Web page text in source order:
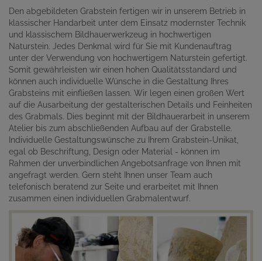
Den abgebildeten Grabstein fertigen wir in unserem Betrieb in
klassischer Handarbeit unter dem Einsatz modernster Technik
und klassischem Bildhauerwerkzeug in hochwertigen
Naturstein. Jedes Denkmal wird für Sie mit Kundenauftrag
unter der Verwendung von hochwertigem Naturstein gefertigt.
Somit gewährleisten wir einen hohen Qualitätsstandard und
können auch individuelle Wünsche in die Gestaltung Ihres
Grabsteins mit einfließen lassen. Wir legen einen großen Wert
auf die Ausarbeitung der gestalterischen Details und Feinheiten
des Grabmals. Dies beginnt mit der Bildhauerarbeit in unserem
Atelier bis zum abschließenden Aufbau auf der Grabstelle.
Individuelle Gestaltungswünsche zu Ihrem Grabstein-Unikat,
egal ob Beschriftung, Design oder Material - können im
Rahmen der unverbindlichen Angebotsanfrage von Ihnen mit
angefragt werden. Gern steht Ihnen unser Team auch
telefonisch beratend zur Seite und erarbeitet mit Ihnen
zusammen einen individuellen Grabmalentwurf.